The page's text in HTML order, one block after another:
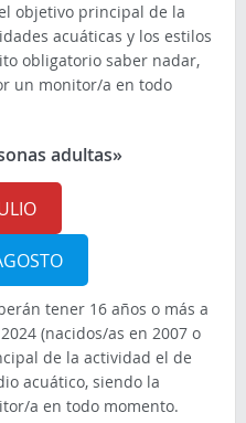
objetivo principal de la
acuáticas y los estilos
obligatorio saber nadar,
un monitor/a en todo
adultas»
tener 16 años o más a
(nacidos/as en 2007 o
de la actividad el de
acuático, siendo la
a en todo momento.